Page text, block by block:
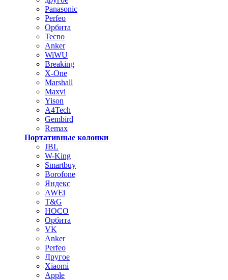
Panasonic
Perfeo
Орбита
Tecno
Anker
WiWU
Breaking
X-One
Marshall
Maxvi
Yison
A4Tech
Gembird
Remax
Портативные колонки
JBL
W-King
Smartbuy
Borofone
Яндекс
AWEi
T&G
HOCO
Орбита
VK
Anker
Perfeo
Другое
Xiaomi
Apple